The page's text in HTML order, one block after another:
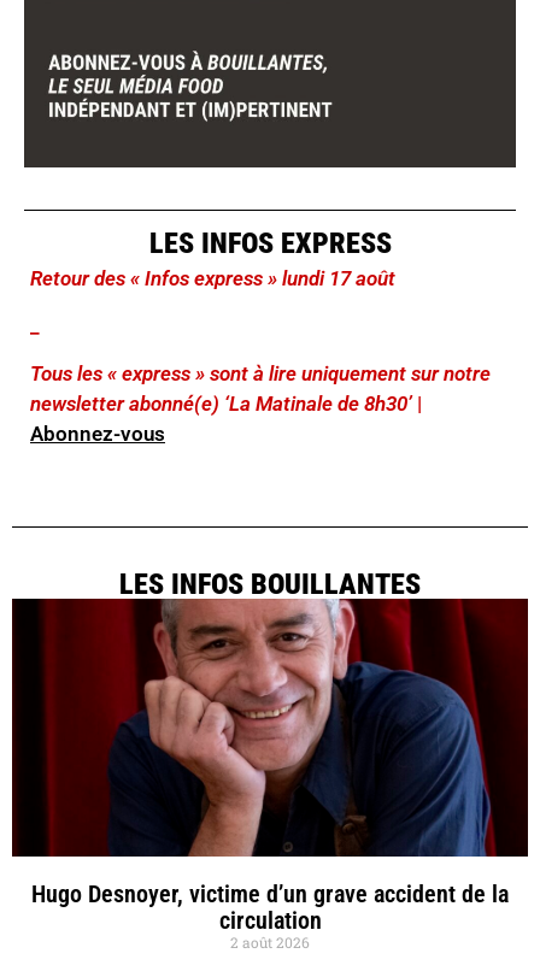
LES INFOS EXPRESS
Retour des « Infos express » lundi 17 août
Tous les « express » sont à lire uniquement sur notre
newsletter abonné(e) ‘La Matinale de 8h30’ |
Abonnez-vous
LES INFOS BOUILLANTES
Hugo Desnoyer, victime d’un grave accident de la
circulation
2 août 2026